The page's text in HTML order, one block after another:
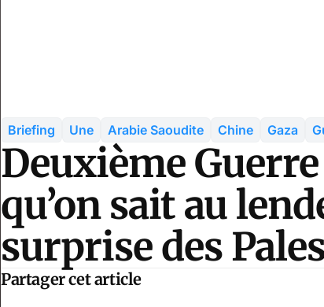
Briefing Une Arabie Saoudite Chine Gaza
Deuxième
qu’on sait au
surprise des
Partager cet article